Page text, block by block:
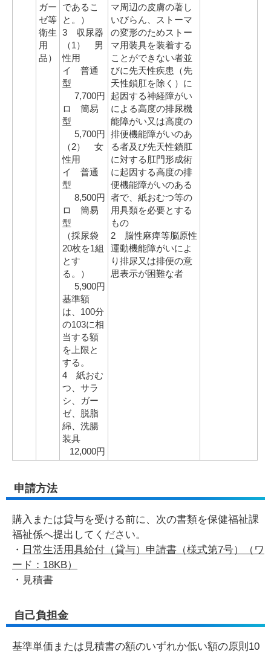
ガー
ゼ等
衛生
用
品）
であるこ
と。）
3 収尿器
（1） 男
性用
イ 普通
型
7,700円
ロ 簡易
型
5,700円
（2） 女
性用
イ 普通
型
8,500円
ロ 簡易
型
（採尿袋
20枚を1組
とす
る。）
5,900円
基準額
は、100分
の103に相
当する額
を上限と
する。
4 紙おむ
つ、サラ
シ、ガー
ゼ、脱脂
綿、洗腸
装具
12,000円
マ周辺の皮膚の著し
いびらん、ストーマ
の変形のためストー
マ用装具を装着する
ことができない者並
びに先天性疾患（先
天性鎖肛を除く）に
起因する神経障がい
による高度の排尿機
能障がい又は高度の
排便機能障がいのあ
る者及び先天性鎖肛
に対する肛門形成術
に起因する高度の排
便機能障がいのある
者で、紙おむつ等の
用具類を必要とする
もの
2 脳性麻痺等脳原性
運動機能障がいによ
り排尿又は排便の意
思表示が困難な者
申請方法
購入または貸与を受ける前に、次の書類を保健福祉課
福祉係へ提出してください。
・ 日常生活用具給付（貸与）申請書（様式第7号）（ワ
ード：18KB）
・見積書
自己負担金
基準単価または見積書の額のいずれか低い額の原則10